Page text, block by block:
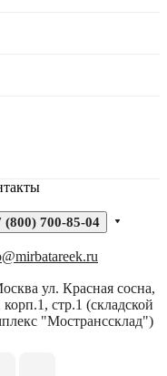
(800) 700-85-04
ул. Красная сосна,
корп.1, стр.1 (складской
"Мостранссклад")